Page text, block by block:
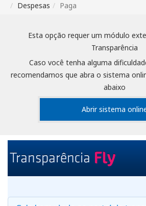
Despesas
Paga
Esta opção requer um módulo
Transparência
Caso você tenha alguma
recomendamos que abra o sistema
abaixo
Abrir sistema